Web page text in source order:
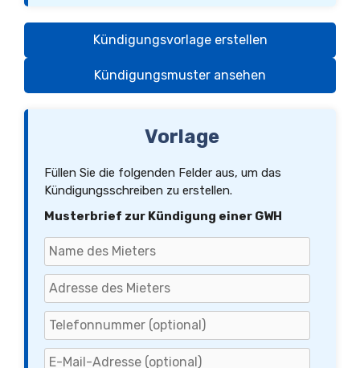
Kündigungsvorlage erstellen
Kündigungsmuster ansehen
Vorlage
Füllen Sie die folgenden Felder aus, um das
Kündigungsschreiben zu erstellen.
Musterbrief zur Kündigung einer GWH